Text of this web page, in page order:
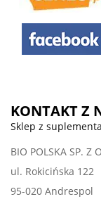
KONTAKT Z
Sklep z
BIO POLSKA SP. Z
ul. Rokicińska 122
95-020 Andrespol